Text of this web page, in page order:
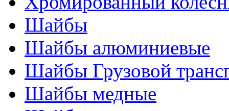
Шайбы
Шайбы алюминиевые
Шайбы Грузовой
Шайбы медные